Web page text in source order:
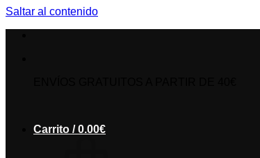
Saltar al contenido
Carrito /0.00€